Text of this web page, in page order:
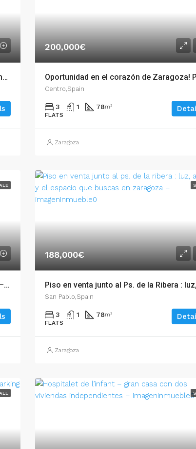
¿Te imaginas despertar cada día con las mejores vistas de Zaragoza? – 54659
200,000€
Centro,Spain
3 1 78m²
FLATS
Zaragoza
Piso ideal inversor o para independizarse – 54900
188,000€
San Pablo,Spain
3 1 78m²
FLATS
Zaragoza